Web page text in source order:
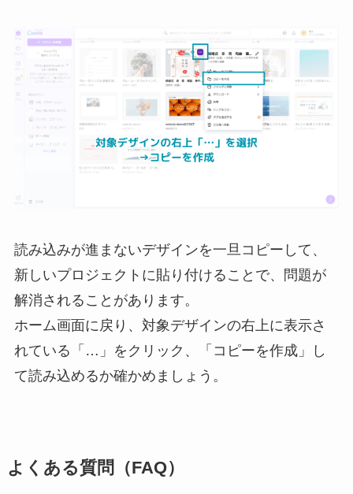
読み込みが進まないデザインを一旦コピーして、
新しいプロジェクトに貼り付けることで、問題が
解消されることがあります。
ホーム画面に戻り、対象デザインの右上に表示さ
れている「…」をクリック、「コピーを作成」し
て読み込めるか確かめましょう。
よくある質問（FAQ）